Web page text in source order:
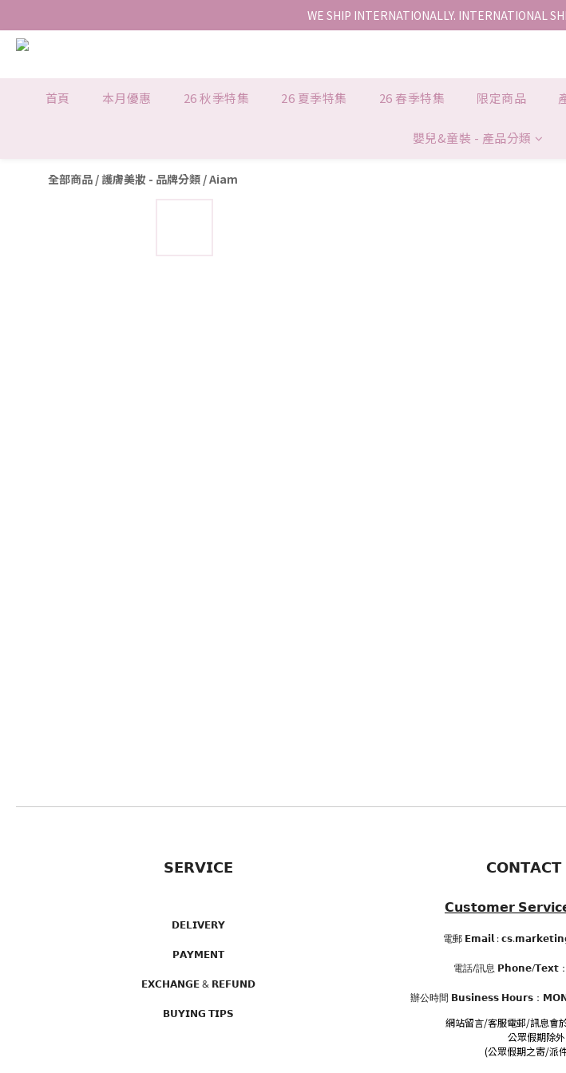
香港地區全店免運。免運費適用於香港
WE SHIP INTERNATIONALLY. INTERNATIONAL
首頁 本月優惠 26 秋季特集 26 夏季特集 26 春季特集 限定商品
嬰兒&童裝 - 產品分類
全部商品 /護膚美妝 - 品牌分類 /Aiam
𝗦𝗘𝗥𝗩𝗜𝗖𝗘
𝗗𝗘𝗟𝗜𝗩𝗘𝗥𝗬
𝗣𝗔𝗬𝗠𝗘𝗡𝗧
𝗘𝗫𝗖𝗛𝗔𝗡𝗚𝗘 & 𝗥𝗘𝗙𝗨𝗡𝗗
𝗕𝗨𝗬𝗜𝗡𝗚 𝗧𝗜𝗣𝗦
𝗖𝗢𝗡𝗧𝗔𝗖𝗧
𝗖𝘂𝘀𝘁𝗼𝗺𝗲𝗿
電郵 𝗘𝗺𝗮𝗶𝗹 :
電話/訊息 𝗣𝗵𝗼𝗻𝗲/𝗧𝗲𝘅𝘁
辦公時間 𝗕𝘂𝘀𝗶𝗻𝗲𝘀𝘀 𝗛𝗼𝘂𝗿𝘀：
網站留言/客服電郵/訊息會
公眾假期除外
(公眾假期之寄/派